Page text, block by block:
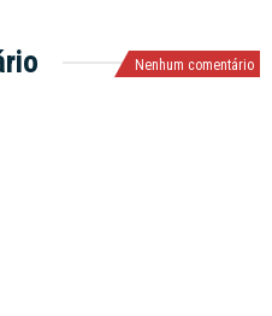
Nenhum comentário